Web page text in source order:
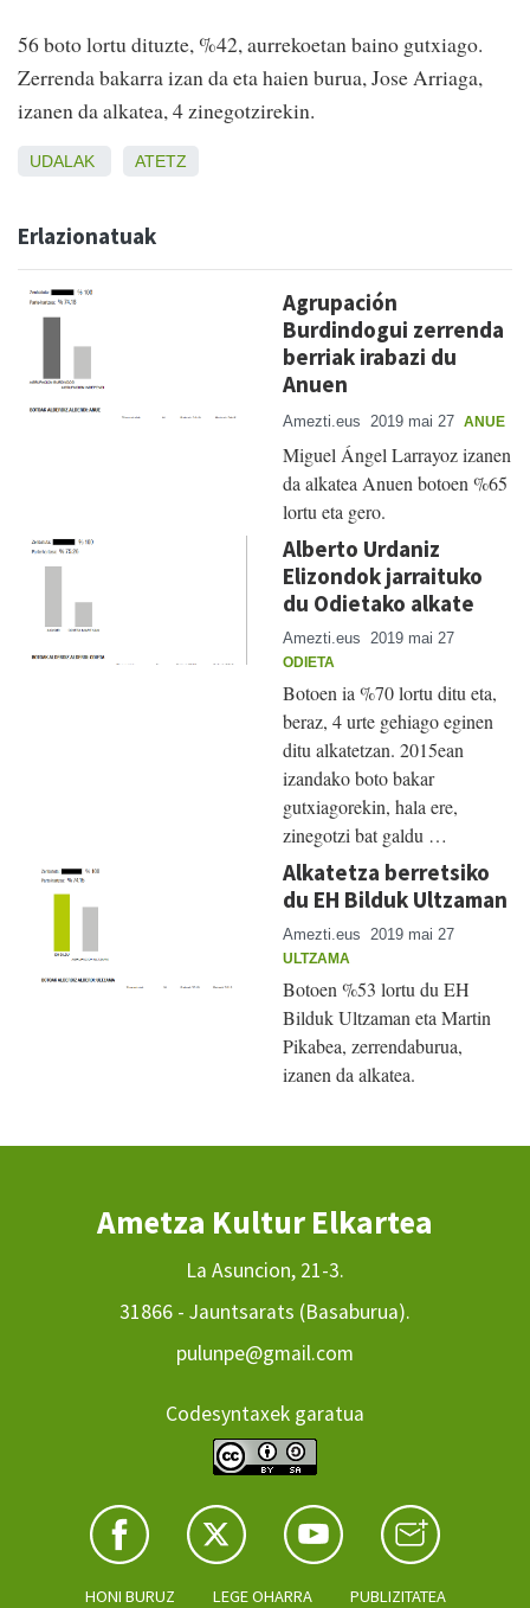
56 boto lortu dituzte, %42, aurrekoetan baino gutxiago.
Zerrenda bakarra izan da eta haien burua, Jose Arriaga,
izanen da alkatea, 4 zinegotzirekin.
UDALAK ATETZ
Erlazionatuak
Agrupación
Burdindogui zerrenda
berriak irabazi du
Anuen
Amezti.eus 2019 mai 27 ANUE
Miguel Ángel Larrayoz izanen
da alkatea Anuen botoen %65
lortu eta gero.
Alberto Urdaniz
Elizondok jarraituko
du Odietako alkate
Amezti.eus 2019 mai 27
ODIETA
Botoen ia %70 lortu ditu eta,
beraz, 4 urte gehiago eginen
ditu alkatetzan. 2015ean
izandako boto bakar
gutxiagorekin, hala ere,
zinegotzi bat galdu …
Alkatetza berretsiko
du EH Bilduk Ultzaman
Amezti.eus 2019 mai 27
ULTZAMA
Botoen %53 lortu du EH
Bilduk Ultzaman eta Martin
Pikabea, zerrendaburua,
izanen da alkatea.
Ametza Kultur Elkartea
La Asuncion, 21-3.
31866 - Jauntsarats (Basaburua).
pulunpe@gmail.com
Codesyntaxek garatua
HONI BURUZ LEGE OHARRA PUBLIZITATEA